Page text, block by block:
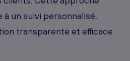
à un suivi personnalisé,
transparente et efficace